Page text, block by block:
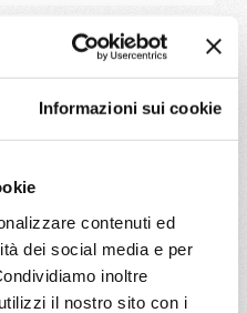
Informazioni sui cookie
contenuti ed
dei social media e per
inoltre
il nostro sito con i
Costa Fortuna
da